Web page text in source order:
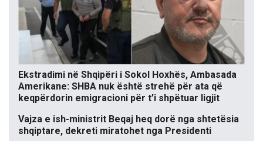
Ekstradimi në Shqipëri i Sokol Hoxhës, Ambasada
Amerikane: SHBA nuk është strehë për ata që
keqpërdorin emigracioni për t’i shpëtuar ligjit
Vajza e ish-ministrit Beqaj heq dorë nga shtetësia
shqiptare, dekreti miratohet nga Presidenti